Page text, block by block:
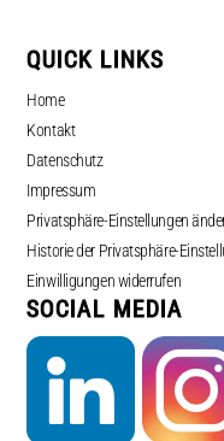
QUICK LINKS
Home
Kontakt
Datenschutz
Impressum
Privatsphäre-Einstellungen
Historie der Privatsphäre-
Einwilligungen widerrufen
SOCIAL MEDIA